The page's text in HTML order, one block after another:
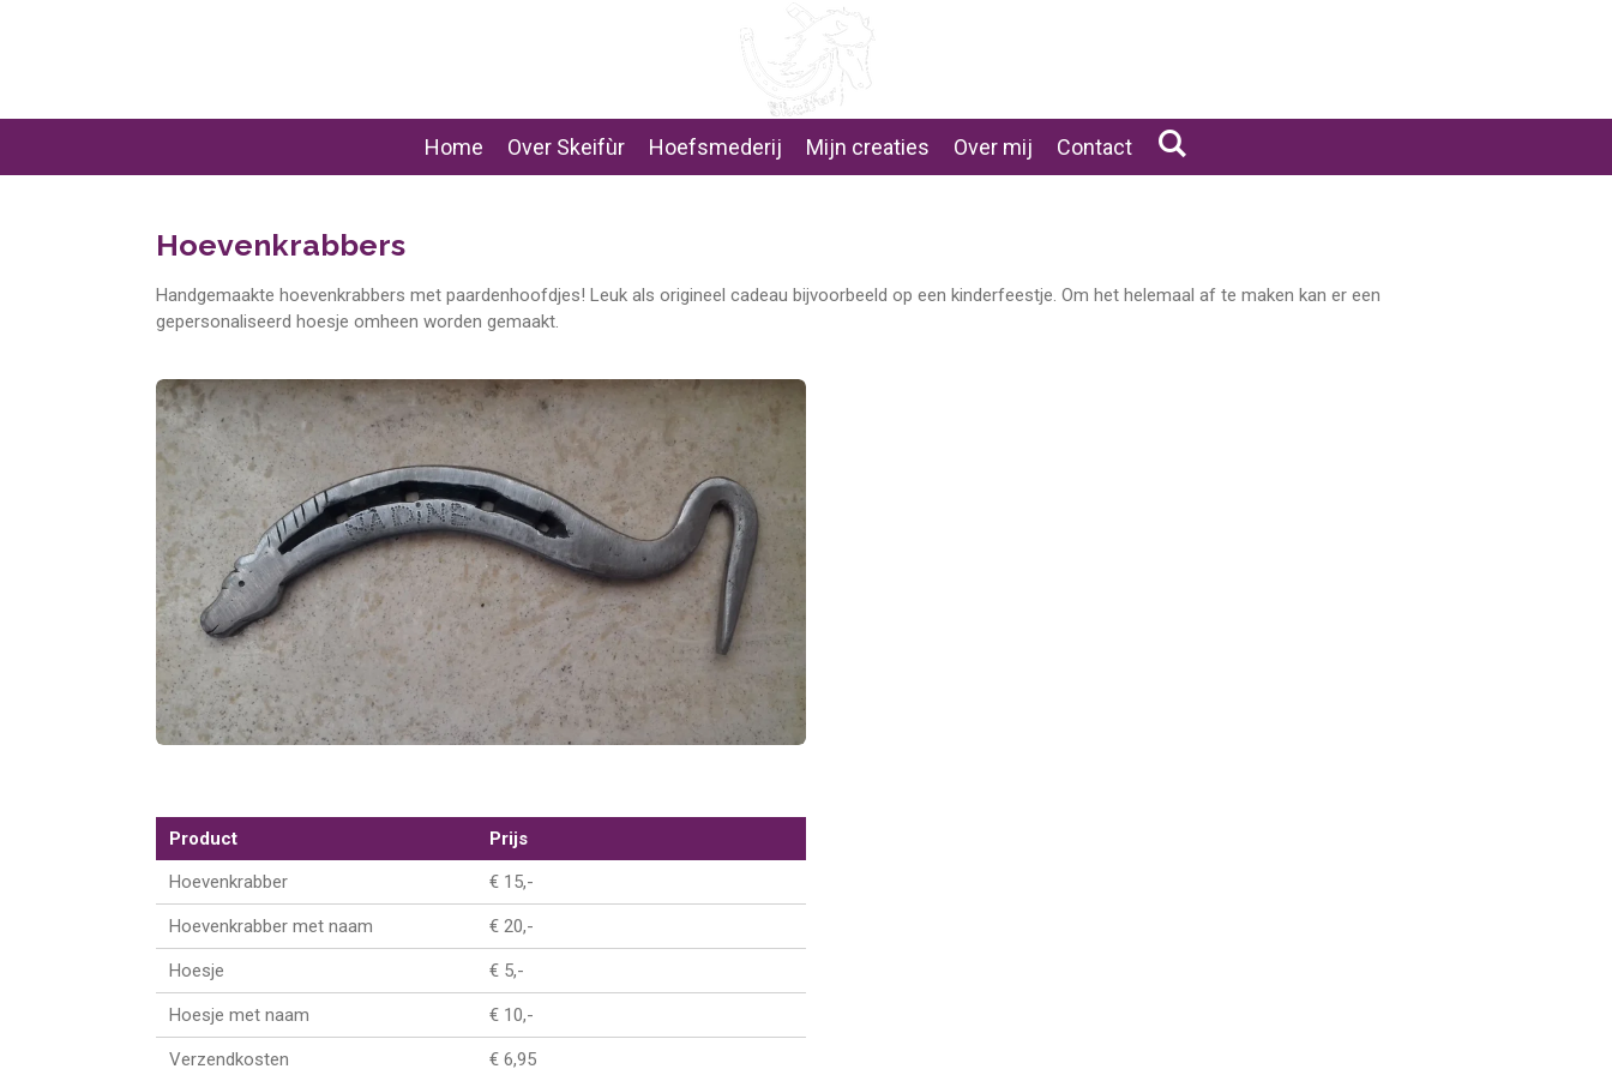
Home Over Skeifùr Hoefsmederij Mijn creaties Over mij Contact
Hoevenkrabbers
Handgemaakte hoevenkrabbers met paardenhoofdjes! Leuk als origineel cadeau bijvoorbeeld op een kinderfeestje. Om het helemaal af te maken kan er een
gepersonaliseerd hoesje omheen worden gemaakt.
Product
Prijs
Hoevenkrabber
€ 15,-
Hoevenkrabber met naam € 20,-
Hoesje € 5,-
Hoesje met naam € 10,-
Verzendkosten € 6,95